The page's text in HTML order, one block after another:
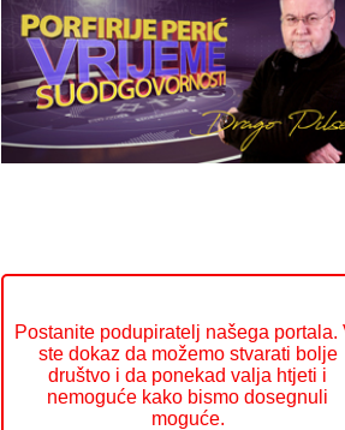
Postanite podupiratelj našega portala.
ste dokaz da možemo stvarati bolje
društvo i da ponekad valja htjeti i
nemoguće kako bismo dosegnuli
moguće.